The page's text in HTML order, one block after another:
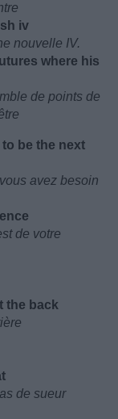
iv
nouvelle IV.
where his
de points de
be the next
avez besoin
de votre
the back
de sueur